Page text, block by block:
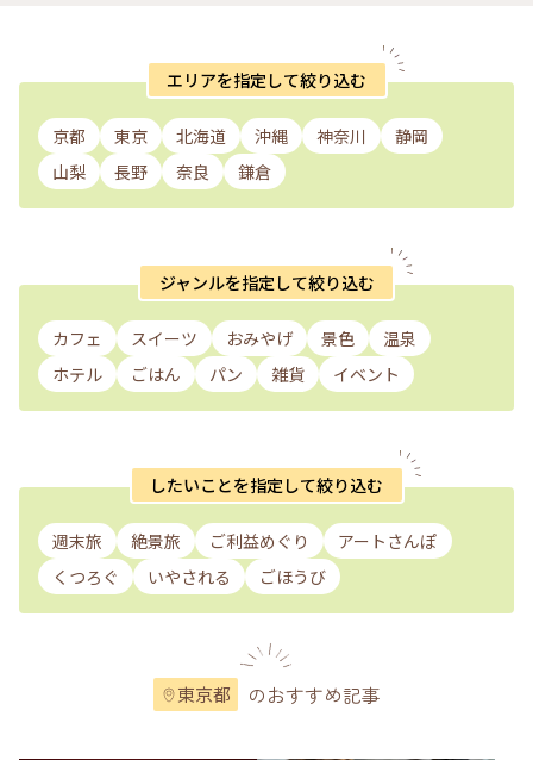
エリアを指定して絞り込む
京都 東京 北海道 沖縄 神奈川
静岡
山梨
長野 奈良 鎌倉
ジャンルを指定して絞り込む
カフェ スイーツ おみやげ 景色
温泉
ホテル
ごはん パン 雑貨 イベント
したいことを指定して絞り込む
週末旅 絶景旅 ご利益めぐり
アートさんぽ
くつろぐ
いやされる ごほうび
東京都 のおすすめ記事